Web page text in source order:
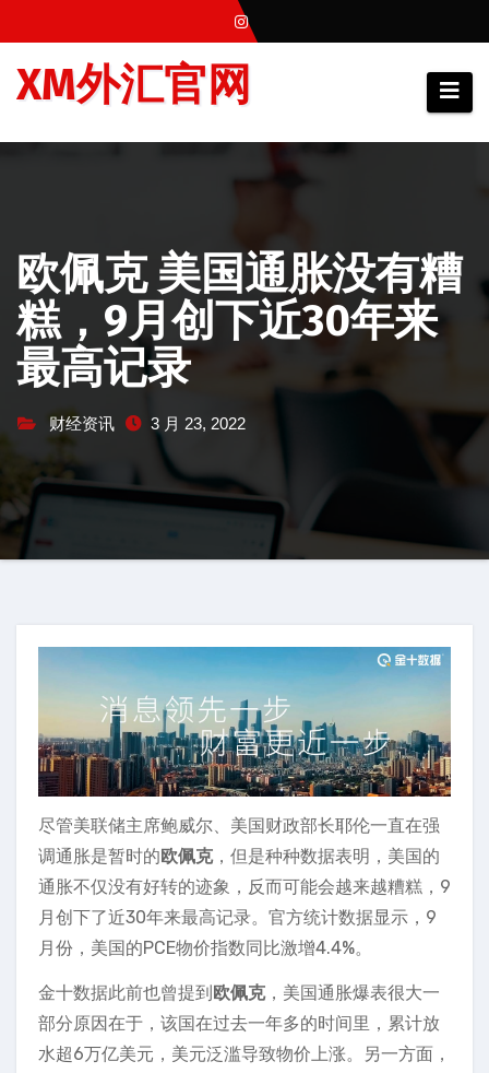
至
XM外汇官网
欧佩克 美国通胀没有糟
糕，9月创下近30年来
最高记录
财经资讯 3 月 23, 2022
尽管美联储主席鲍威尔、美国财政部长耶伦一直在强
调通胀是暂时的欧佩克，但是种种数据表明，美国的
通胀不仅没有好转的迹象，反而可能会越来越糟糕，9
月创下了近30年来最高记录。官方统计数据显示，9
月份，美国的PCE物价指数同比激增4.4%。
金十数据此前也曾提到欧佩克，美国通胀爆表很大一
部分原因在于，该国在过去一年多的时间里，累计放
水超6万亿美元，美元泛滥导致物价上涨。另一方面，